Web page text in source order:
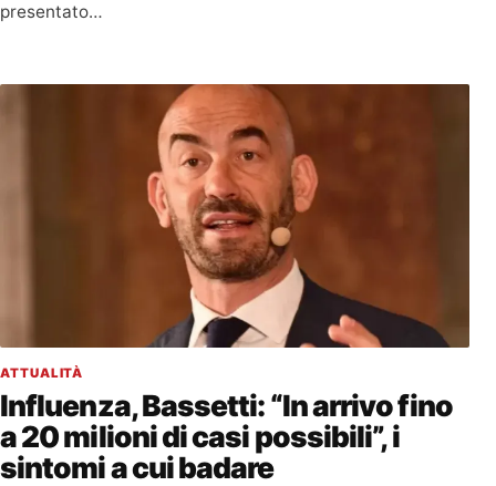
presentato…
ATTUALITÀ
Influenza, Bassetti: “In arrivo fino
a 20 milioni di casi possibili”, i
sintomi a cui badare